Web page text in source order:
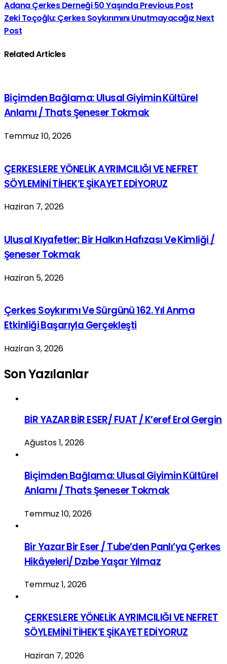
Adana Çerkes Derneği 50 YaşındaPrevious Post
Zeki Toçoğlu: Çerkes Soykırımını Unutmayacağız Next
Post
Related Articles
Biçimden Bağlama: Ulusal Giyimin Kültürel
Anlamı / Thats Şeneser Tokmak
Temmuz 10, 2026
ÇERKESLERE YÖNELİK AYRIMCILIĞI VE NEFRET
SÖYLEMİNİ TİHEK’E ŞİKAYET EDİYORUZ
Haziran 7, 2026
Ulusal Kıyafetler: Bir Halkın Hafızası Ve Kimliği /
Şeneser Tokmak
Haziran 5, 2026
Çerkes Soykırımı Ve Sürgünü 162. Yıl Anma
Etkinliği Başarıyla Gerçekleşti
Haziran 3, 2026
Son Yazılanlar
BİR YAZAR BİR ESER/ FUAT / K’eref Erol Gergin
Ağustos 1, 2026
Biçimden Bağlama: Ulusal Giyimin Kültürel
Anlamı / Thats Şeneser Tokmak
Temmuz 10, 2026
Bir Yazar Bir Eser / Tube’den Panlı’ya Çerkes
Hikâyeleri/ Dzıbe Yaşar Yılmaz
Temmuz 1, 2026
ÇERKESLERE YÖNELİK AYRIMCILIĞI VE NEFRET
SÖYLEMİNİ TİHEK’E ŞİKAYET EDİYORUZ
Haziran 7, 2026